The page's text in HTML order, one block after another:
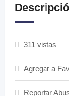
311 vistas
Agregar a
Reportar